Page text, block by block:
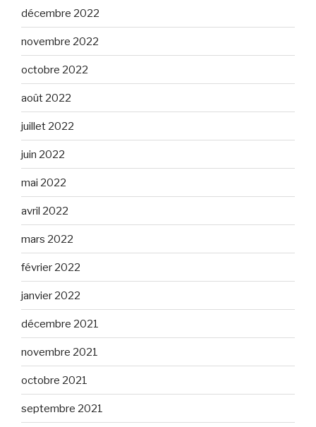
décembre 2022
novembre 2022
octobre 2022
août 2022
juillet 2022
juin 2022
mai 2022
avril 2022
mars 2022
février 2022
janvier 2022
décembre 2021
novembre 2021
octobre 2021
septembre 2021